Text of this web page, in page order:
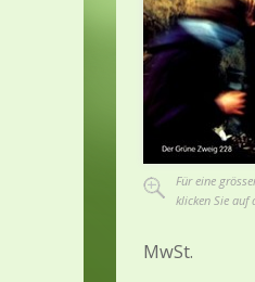
Für eine
klicken Sie auf
MwSt.